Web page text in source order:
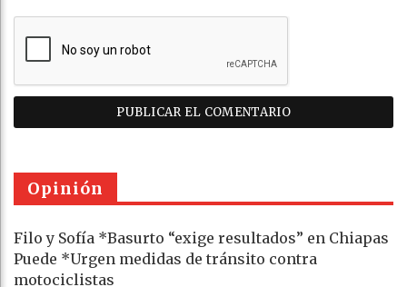
Opinión
Filo y Sofía *Basurto “exige resultados” en Chiapas
Puede *Urgen medidas de tránsito contra
motociclistas